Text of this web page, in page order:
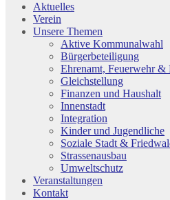
Aktuelles
Verein
Unsere Themen
Aktive Kommunalwahl
Bürgerbeteiligung
Ehrenamt, Feuerwehr &
Gleichstellung
Finanzen und Haushalt
Innenstadt
Integration
Kinder und Jugendliche
Soziale Stadt &
Strassenausbau
Umweltschutz
Veranstaltungen
Kontakt